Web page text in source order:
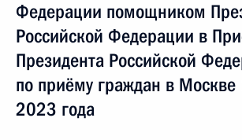
Федерации помощником
Российской Федерации в
Президента Российской
по приёму граждан в Москве
2023 года